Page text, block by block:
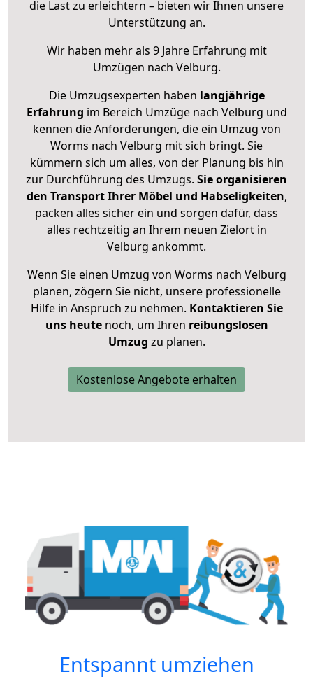
die Last zu erleichtern – bieten wir Ihnen unsere
Unterstützung an.
Wir haben mehr als 9 Jahre Erfahrung mit
Umzügen nach Velburg.
Die Umzugsexperten haben langjährige
Erfahrung im Bereich Umzüge nach Velburg und
kennen die Anforderungen, die ein Umzug von
Worms nach Velburg mit sich bringt. Sie
kümmern sich um alles, von der Planung bis hin
zur Durchführung des Umzugs. Sie organisieren
den Transport Ihrer Möbel und Habseligkeiten,
packen alles sicher ein und sorgen dafür, dass
alles rechtzeitig an Ihrem neuen Zielort in
Velburg ankommt.
Wenn Sie einen Umzug von Worms nach Velburg
planen, zögern Sie nicht, unsere professionelle
Hilfe in Anspruch zu nehmen. Kontaktieren Sie
uns heutenoch, um Ihren reibungslosen
Umzug zu planen.
Kostenlose Angebote erhalten
Entspannt umziehen